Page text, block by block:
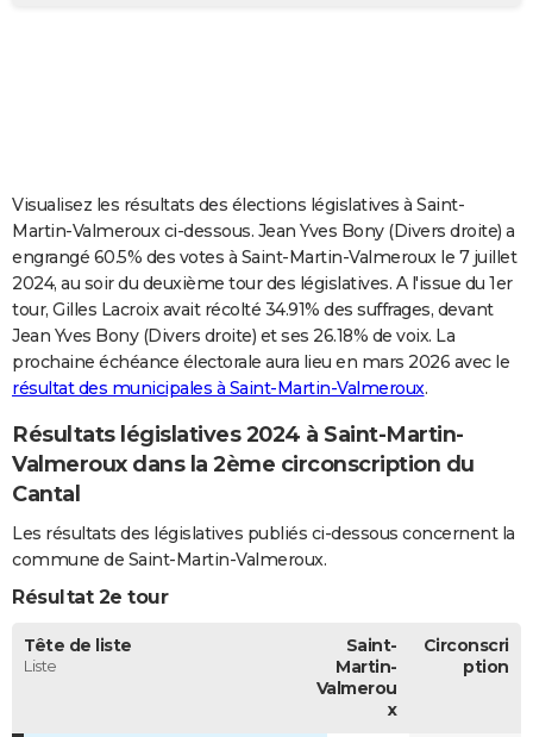
Carte de Noël
Carte Bonne année
Carte Saint-Valentin
Carte Pâques
Carte d'anniversaire
DICTIONNAIRE
Dictionnaire
Biographies
Citations
Expressions
Proverbes
PROGRAMME TV
COPAINS D'AVANT
S'inscrire
Se connecter
Lycées
Collèges
Primaires
Universités
Entreprises
Service militaire
Avis de recherche
AVIS DE DÉCÈS
Bricolage
Lifestyle
Culture
Sport
Auto
Television
Voyage
Cinema
Visualisez les résultats des élections législatives à Saint-
Martin-Valmeroux ci-dessous. Jean Yves Bony (Divers droite) a
engrangé 60.5% des votes à Saint-Martin-Valmeroux le 7 juillet
2024, au soir du deuxième tour des législatives. A l'issue du 1er
tour, Gilles Lacroix avait récolté 34.91% des suffrages, devant
Jean Yves Bony (Divers droite) et ses 26.18% de voix. La
prochaine échéance électorale aura lieu en mars 2026 avec le
résultat des municipales à Saint-Martin-Valmeroux.
Résultats législatives 2024 à Saint-Martin-
Valmeroux dans la 2ème circonscription du
Cantal
Les résultats des législatives publiés ci-dessous concernent la
commune de Saint-Martin-Valmeroux.
Résultat 2e tour
Tête de liste
Liste
Saint-
Martin-
Valmerou
x
Circonscri
ption